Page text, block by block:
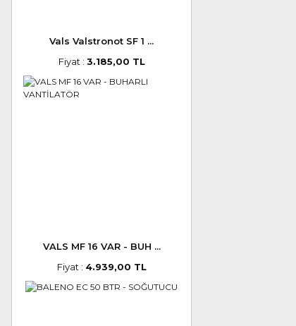
Vals Valstronot SF 1 ...
Fiyat : 3.185,00 TL
VALS MF 16 VAR - BUH ...
Fiyat : 4.939,00 TL